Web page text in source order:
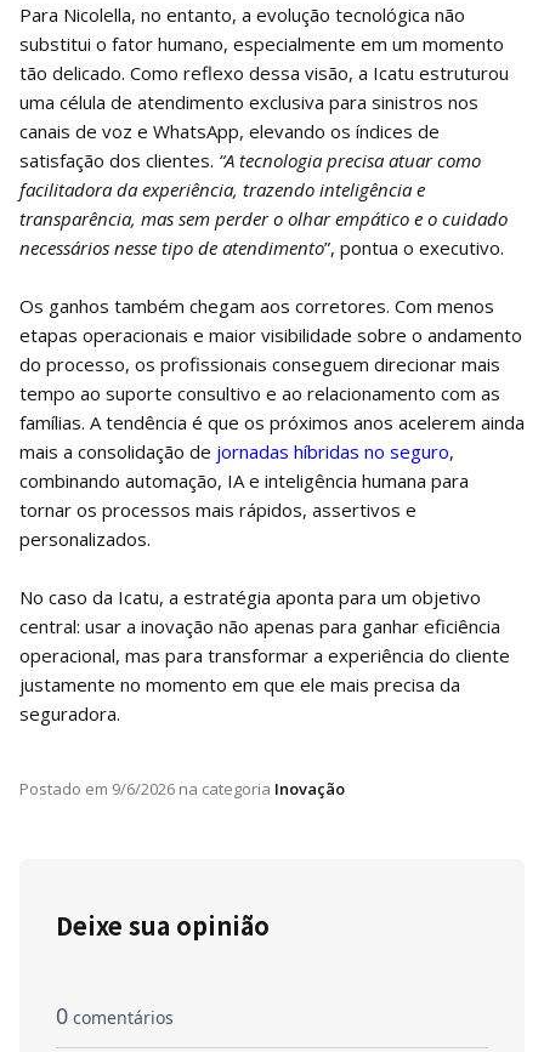
Para Nicolella, no entanto, a evolução tecnológica não
substitui o fator humano, especialmente em um momento
tão delicado. Como reflexo dessa visão, a Icatu estruturou
uma célula de atendimento exclusiva para sinistros nos
canais de voz e WhatsApp, elevando os índices de
satisfação dos clientes. “A tecnologia precisa atuar como
facilitadora da experiência, trazendo inteligência e
transparência, mas sem perder o olhar empático e o cuidado
necessários nesse tipo de atendimento”, pontua o executivo.
Os ganhos também chegam aos corretores. Com menos
etapas operacionais e maior visibilidade sobre o andamento
do processo, os profissionais conseguem direcionar mais
tempo ao suporte consultivo e ao relacionamento com as
famílias. A tendência é que os próximos anos acelerem ainda
mais a consolidação de jornadas híbridas no seguro,
combinando automação, IA e inteligência humana para
tornar os processos mais rápidos, assertivos e
personalizados.
No caso da Icatu, a estratégia aponta para um objetivo
central: usar a inovação não apenas para ganhar eficiência
operacional, mas para transformar a experiência do cliente
justamente no momento em que ele mais precisa da
seguradora.
Postado em 9/6/2026 na categoria Inovação
Deixe sua opinião